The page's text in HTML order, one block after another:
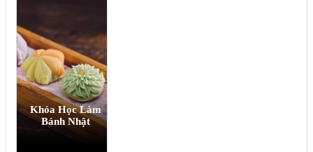
Khóa Học Làm
Bánh Nhật